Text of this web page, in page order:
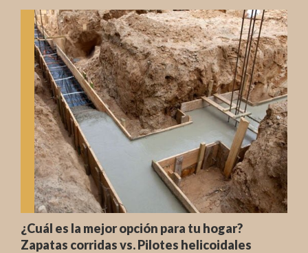
¿Cuál es la mejor opción para tu hogar?
Zapatas corridas vs. Pilotes helicoidales